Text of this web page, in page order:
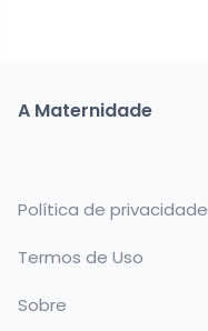
A Maternidade
Política de privacidade
Termos de Uso
Sobre